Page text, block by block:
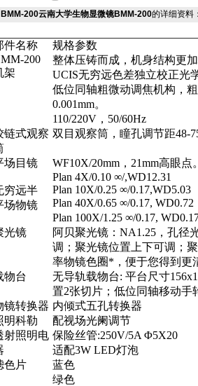
BMM-200云南大学生物显微镜BMM-200的详细资料：
件名称
规格参数
200
架
整体压铸而成，机身结构更
UCIS无穷远色差独立校正光
低位同轴粗微动调焦机构，
0.001mm。
110/220V ， 50/60Hz
链式观察 双目观察筒，瞳孔调节距48-
场目镜 WF10X/20mm ， 21mm高眼点。
穷远半
场物镜
Plan 4X/0.10 ∞/,WD12.31
Plan 10X/0.25 ∞/0.17,WD5.03
Plan 40X/0.65 ∞/0.17, WD0.72
Plan 100X/1.25 ∞/0.17,
光镜
阿贝聚光镜： NA1.25 ，孔径
调；聚光镜位置上下可调；
率物镜色圈*，便于您得到更
物台
无导轨载物台: 平台尺寸156x
置2张切片；低位同轴移动手
镜转换器 内倾式五孔转换器
明科勒
配视场光阑调节
射照明电 保险丝管:250V/5A Φ5X20
适配3W LED灯泡
色片
蓝色
绿色